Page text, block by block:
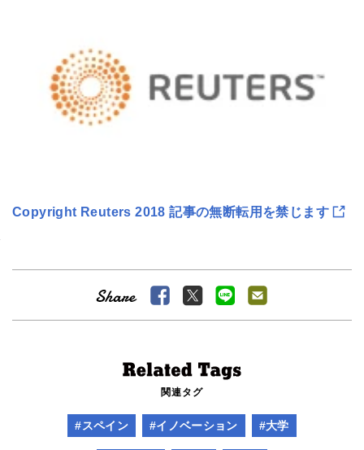
Copyright Reuters 2018 記事の無断転用を禁じます
関連タグ
#スペイン #イノベーション #大学